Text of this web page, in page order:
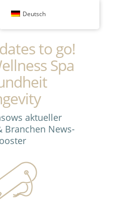
to go!
Spa
aktueller
Branchen News-
Deutsch